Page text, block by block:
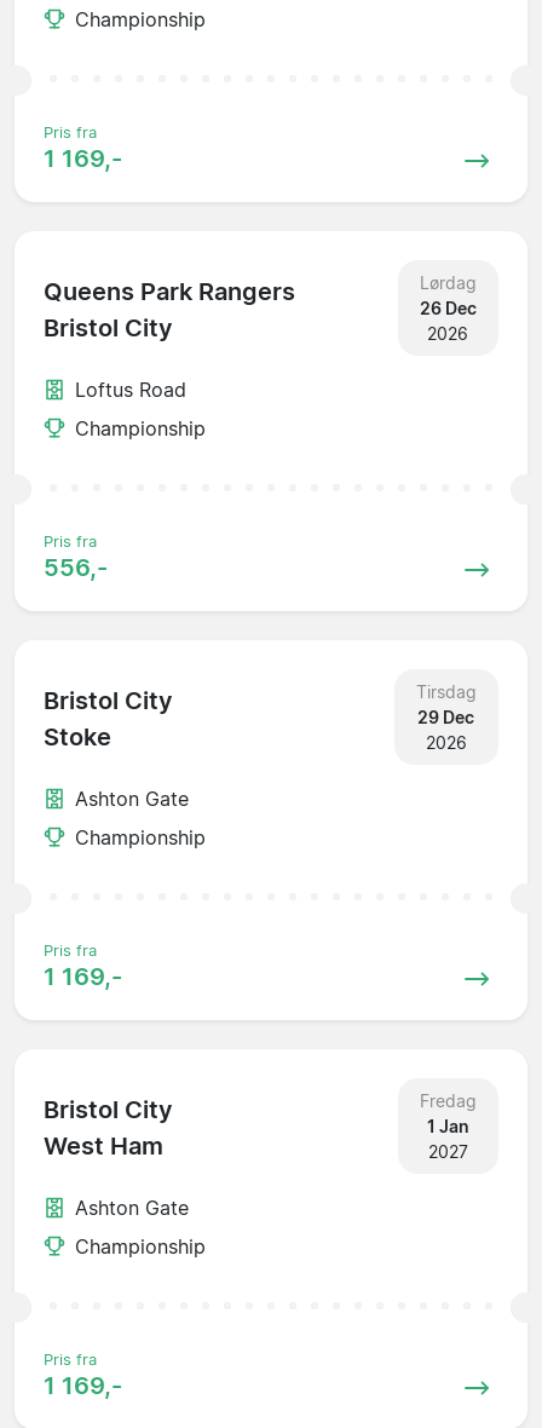
Championship
Pris fra
1 169,-
Queens Park Rangers
Bristol City
Lørdag
26 Dec
2026
Loftus Road
Championship
Pris fra
556,-
Bristol City
Stoke
Tirsdag
29 Dec
2026
Ashton Gate
Championship
Pris fra
1 169,-
Bristol City
West Ham
Fredag
1 Jan
2027
Ashton Gate
Championship
Pris fra
1 169,-